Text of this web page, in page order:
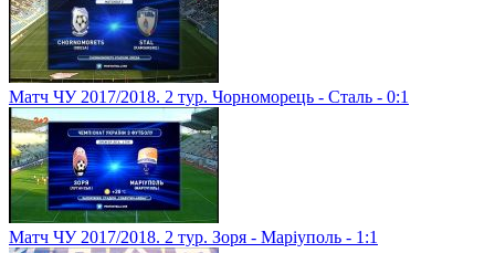
Матч ЧУ 2017/2018. 2 тур. Чорноморець - Сталь - 0:1
Матч ЧУ 2017/2018. 2 тур. Зоря - Маріуполь - 1:1